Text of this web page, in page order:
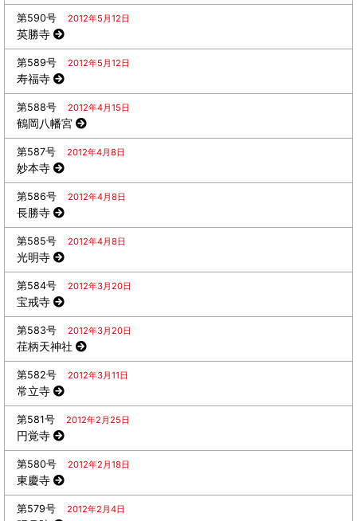
第590号 2012年5月12日
英勝寺
第589号 2012年5月12日
寿福寺
第588号 2012年4月15日
鶴岡八幡宮
第587号 2012年4月8日
妙本寺
第586号 2012年4月8日
長勝寺
第585号 2012年4月8日
光明寺
第584号 2012年3月20日
宝戒寺
第583号 2012年3月20日
荏柄天神社
第582号 2012年3月11日
常立寺
第581号 2012年2月25日
円覚寺
第580号 2012年2月18日
東慶寺
第579号 2012年2月4日